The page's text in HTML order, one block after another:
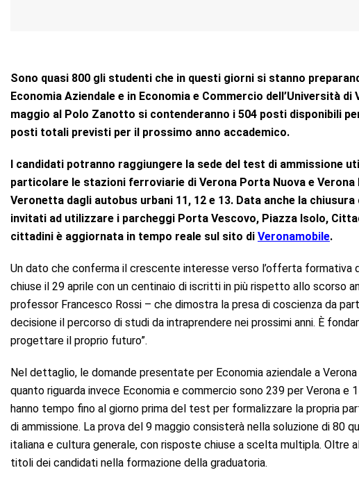
Sono quasi 800 gli studenti che in questi giorni si stanno
Economia Aziendale e in Economia e Commercio dell’Università
maggio al Polo Zanotto si contenderanno i 504 posti disponibili
posti totali previsti per il prossimo anno accademico.
I candidati potranno raggiungere la sede del test di ammissione
particolare le stazioni ferroviarie di Verona Porta Nuova e
Veronetta dagli autobus urbani 11, 12 e 13. Data anche la
invitati ad utilizzare i parcheggi Porta Vescovo, Piazza Isolo,
cittadini è aggiornata in tempo reale sul sito di Veronamobile.
Un dato che conferma il crescente interesse verso l’offerta formativa
chiuse il 29 aprile con un centinaio di iscritti in più rispetto allo scorso
professor Francesco Rossi – che dimostra la presa di coscienza da
decisione il percorso di studi da intraprendere nei prossimi anni. È
progettare il proprio futuro”.
Nel dettaglio, le domande presentate per Economia aziendale a
quanto riguarda invece Economia e commercio sono 239 per Verona
hanno tempo fino al giorno prima del test per formalizzare la propria
di ammissione. La prova del 9 maggio consisterà nella soluzione di 80
italiana e cultura generale, con risposte chiuse a scelta multipla. Oltre
titoli dei candidati nella formazione della graduatoria.